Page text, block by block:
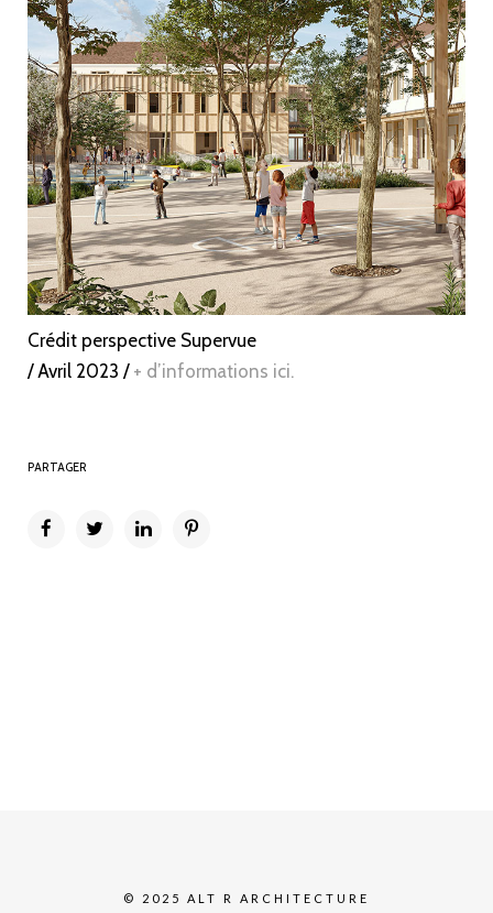
Crédit perspective Supervue
/ Avril 2023 / + d’informations ici.
PARTAGER
© 2025 ALT R ARCHITECTURE